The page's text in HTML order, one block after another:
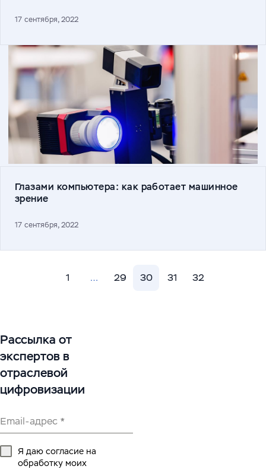
17 сентября, 2022
Глазами компьютера: как работает машинное
зрение
17 сентября, 2022
1 … 29 30 31 32
Рассылка от
экспертов в
отраслевой
цифровизации
Email-адрес *
Я даю согласие на
обработку моих